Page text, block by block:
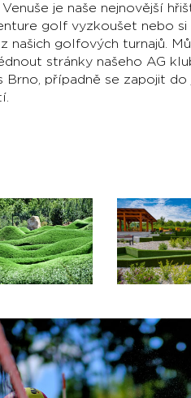
Venuše je naše nejnovější
golf vyzkoušet nebo si
našich golfových turnajů.
stránky našeho AG
Brno, případně se zapojit do